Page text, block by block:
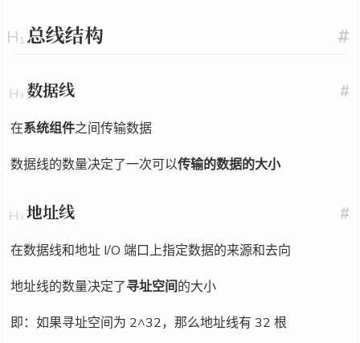
#
总线结构
#
数据线
在系统组件之间传输数据
数据线的数量决定了一次可以传输的数据的大小
#
地址线
在数据线和地址 I/O 端口上指定数据的来源和去向
地址线的数量决定了寻址空间的大小
即：如果寻址空间为 2^32，那么地址线有 32 根